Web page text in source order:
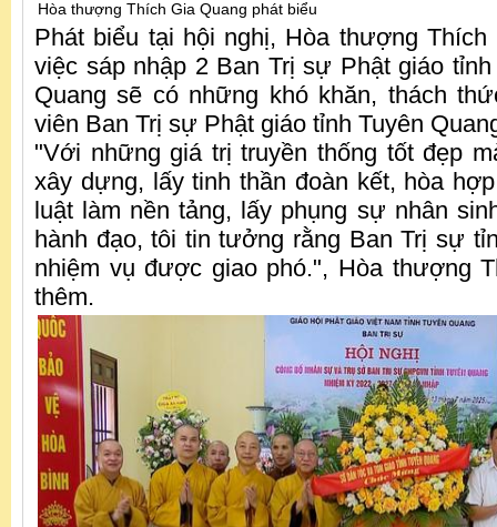
Hòa thượng Thích Gia Quang phát biểu
Phát biểu tại hội nghị, Hòa thượng Thích
việc sáp nhập 2 Ban Trị sự Phật giáo
Quang sẽ có những khó khăn, thách
viên Ban Trị sự Phật giáo tỉnh Tuyên
"Với những giá trị truyền thống tốt đẹp
xây dựng, lấy tinh thần đoàn kết, hòa
luật làm nền tảng, lấy phụng sự nhân
hành đạo, tôi tin tưởng rằng Ban Trị sự
nhiệm vụ được giao phó.", Hòa thượng
thêm.